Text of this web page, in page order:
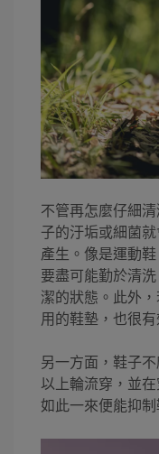
不管再怎麼仔細
子的汙垢或細菌
產生。像是運動
要盡可能勤於清
潔的狀態。此外
用的鞋墊，也很有
另一方面，鞋子
以上輪流穿，並
如此一來便能抑